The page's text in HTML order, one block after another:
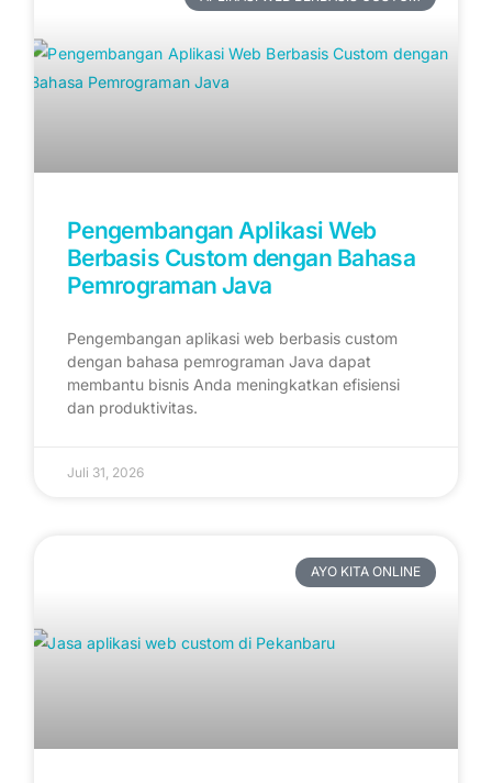
Pengembangan Aplikasi Web
Berbasis Custom dengan Bahasa
Pemrograman Java
Pengembangan aplikasi web berbasis custom
dengan bahasa pemrograman Java dapat
membantu bisnis Anda meningkatkan efisiensi
dan produktivitas.
Juli 31, 2026
AYO KITA ONLINE